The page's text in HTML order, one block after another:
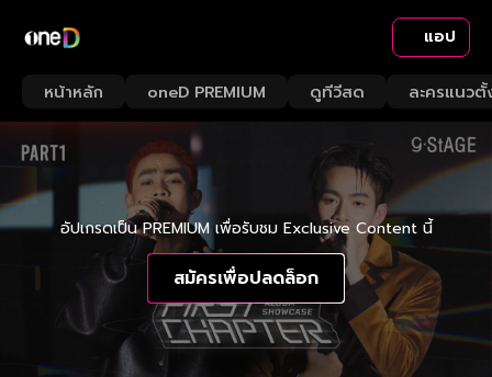
แอป
หน้าหลัก oneD PREMIUM ดูทีวีสด ละครแนวตั้
อัปเกรดเป็น PREMIUM เพื่อรับชม Exclusive Content นี้
สมัครเพื่อปลดล็อก